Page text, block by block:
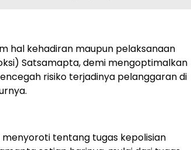
hal kehadiran maupun pelaksanaan
Satsamapta, demi mengoptimalkan
risiko terjadinya pelanggaran di
menyoroti tentang tugas kepolisian